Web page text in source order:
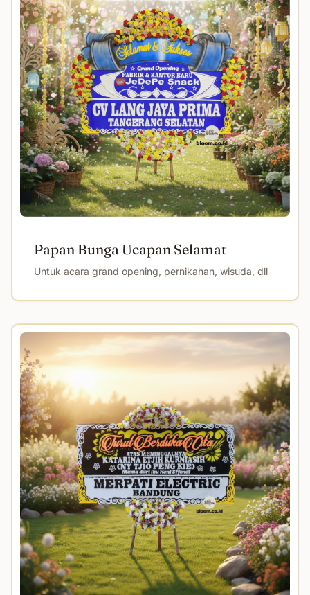
Papan Bunga Ucapan Selamat
Untuk acara grand opening, pernikahan, wisuda, dll